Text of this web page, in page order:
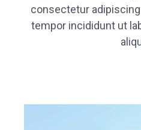
consectetur
tempor incididunt ut